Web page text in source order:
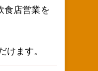
店営業を
けます。